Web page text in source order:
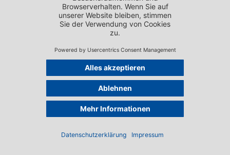
PUBLIKATIONEN - MEDIENMITTEILUNGEN
«Bilaterale III -
Verhandlungen mit
der EU jetzt angehen»